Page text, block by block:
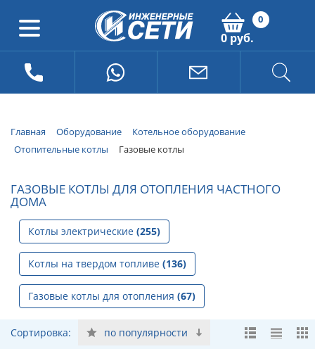
0
0 руб.
Главная Оборудование
Котельное оборудование
Отопительные котлы
Газовые котлы
ГАЗОВЫЕ КОТЛЫ ДЛЯ ОТОПЛЕНИЯ ЧАСТНОГО
ДОМА
Котлы электрические (255)
Котлы на твердом топливе (136)
Газовые котлы для отопления (67)
Сортировка:
по популярности